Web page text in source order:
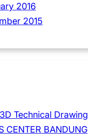
2016
2015
Technical Drawing
CENTER BANDUNG